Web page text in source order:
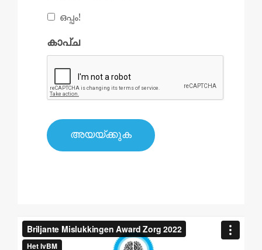
ഒപ്പം!
കാപ്ച
അയയ്‌ക്കുക